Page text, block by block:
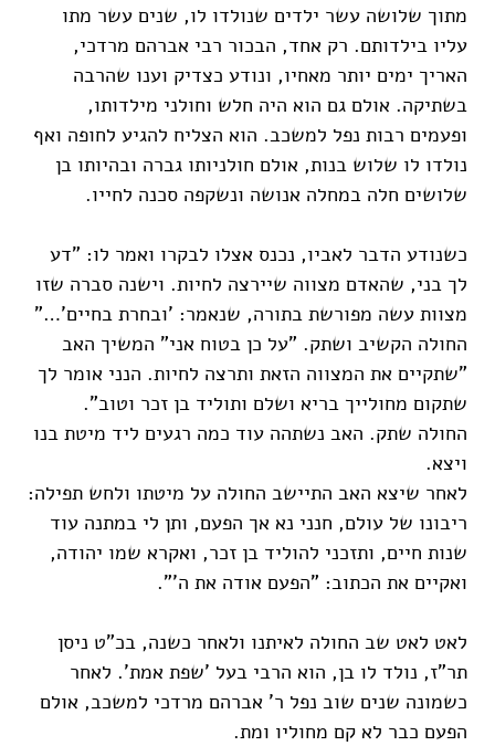
מתוך שלושה עשר ילדים שנולדו לו, שנים עשר מתו
עליו בילדותם. רק אחד, הבכור רבי אברהם מרדכי,
האריך ימים יותר מאחיו, ונודע כצדיק וענו שהרבה
בשתיקה. אולם גם הוא היה חלש וחולני מילדותו,
ופעמים רבות נפל למשכב. הוא הצליח להגיע לחופה ואף
נולדו לו שלוש בנות, אולם חולניותו גברה ובהיותו בן
שלושים חלה במחלה אנושה ונשקפה סכנה לחייו.
כשנודע הדבר לאביו, נכנס אצלו לבקרו ואמר לו: "דע
לך בני, שהאדם מצווה שיירצה לחיות. וישנה סברה שזו
מצוות עשה מפורשת בתורה, שנאמר: 'ובחרת בחיים'…"
החולה הקשיב ושתק. "על כן בטוח אני" המשיך האב
"שתקיים את המצווה הזאת ותרצה לחיות. הנני אומר לך
שתקום מחולייך בריא ושלם ותוליד בן זכר וטוב".
החולה שתק. האב נשתהה עוד כמה רגעים ליד מיטת בנו
ויצא.
לאחר שיצא האב התיישב החולה על מיטתו ולחש תפילה:
ריבונו של עולם, חנני נא אך הפעם, ותן לי במתנה עוד
שנות חיים, ותזכני להוליד בן זכר, ואקרא שמו יהודה,
ואקיים את הכתוב: "הפעם אודה את ה'".
לאט לאט שב החולה לאיתנו ולאחר כשנה, בכ"ט ניסן
תר"ז, נולד לו בן, הוא הרבי בעל 'שפת אמת'. לאחר
כשמונה שנים שוב נפל ר' אברהם מרדכי למשכב, אולם
הפעם כבר לא קם מחוליו ומת.